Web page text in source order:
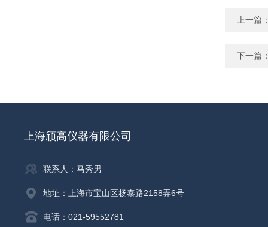
上一篇
下一篇
上海颀高仪器有限公司
联系人：马秀男
地址：上海市宝山区杨泰路2158弄6号
电话：021-59552781